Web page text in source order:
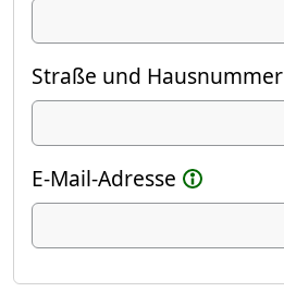
Straße und Hausnummer
E-Mail-Adresse